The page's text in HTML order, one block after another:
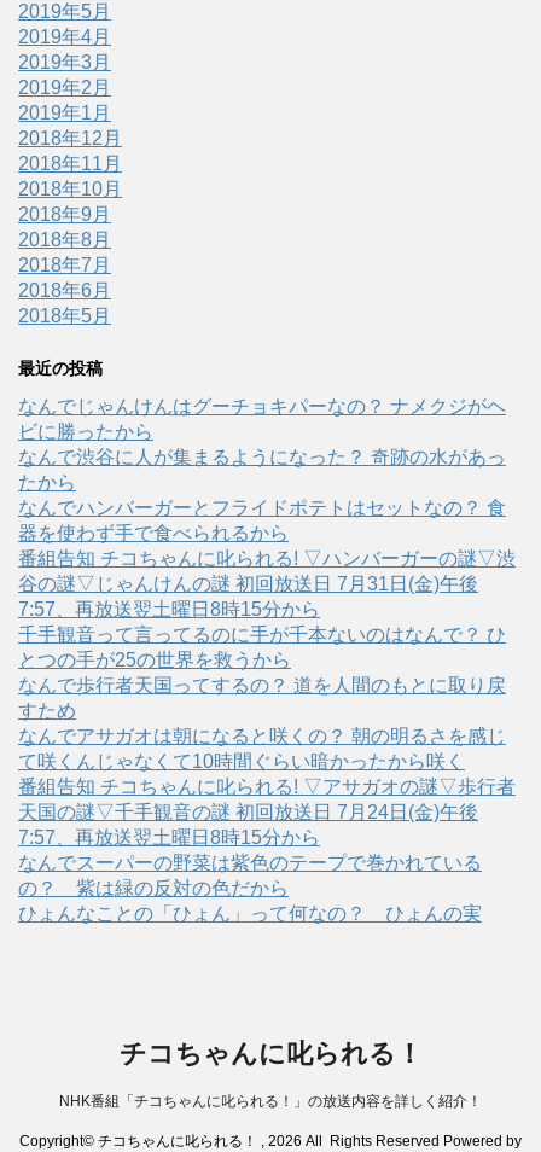
2019年5月
2019年4月
2019年3月
2019年2月
2019年1月
2018年12月
2018年11月
2018年10月
2018年9月
2018年8月
2018年7月
2018年6月
2018年5月
最近の投稿
なんでじゃんけんはグーチョキパーなの？ ナメクジがヘ
ビに勝ったから
なんで渋谷に人が集まるようになった？ 奇跡の水があっ
たから
なんでハンバーガーとフライドポテトはセットなの？ 食
器を使わず手で食べられるから
番組告知 チコちゃんに叱られる! ▽ハンバーガーの謎▽渋
谷の謎▽じゃんけんの謎 初回放送日 7月31日(金)午後
7:57、再放送翌土曜日8時15分から
千手観音って言ってるのに手が千本ないのはなんで？ ひ
とつの手が25の世界を救うから
なんで歩行者天国ってするの？ 道を人間のもとに取り戻
すため
なんでアサガオは朝になると咲くの？ 朝の明るさを感じ
て咲くんじゃなくて10時間ぐらい暗かったから咲く
番組告知 チコちゃんに叱られる! ▽アサガオの謎▽歩行者
天国の謎▽千手観音の謎 初回放送日 7月24日(金)午後
7:57、再放送翌土曜日8時15分から
なんでスーパーの野菜は紫色のテープで巻かれている
の？ 紫は緑の反対の色だから
ひょんなことの「ひょん」って何なの？ ひょんの実
チコちゃんに叱られる！
NHK番組「チコちゃんに叱られる！」の放送内容を詳しく紹介！
Copyright© チコちゃんに叱られる！ , 2026 All Rights Reserved Powered by